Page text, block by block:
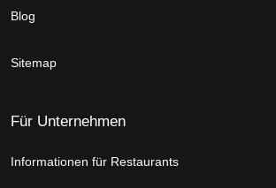
Blog
Sitemap
Für Unternehmen
Informationen für Restaurants